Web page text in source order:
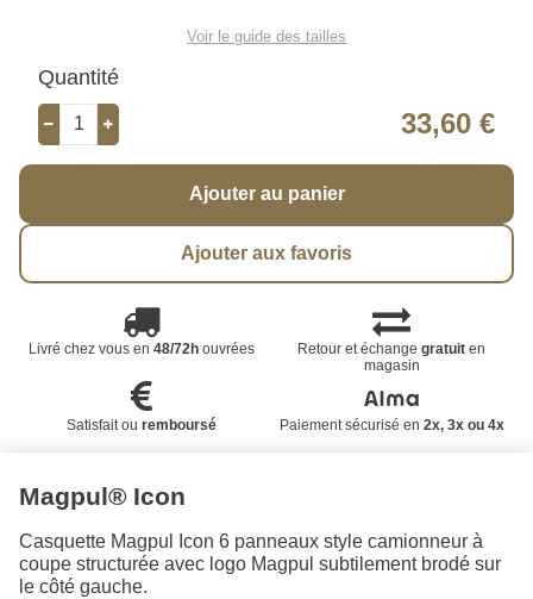
Voir le guide des tailles
Quantité
33,60 €
Ajouter au panier
Ajouter aux favoris
Livré chez vous en 48/72houvrées Retour et échangegratuit en
magasin
Satisfait ou remboursé Paiement sécurisé en 2x, 3x ou 4x
Magpul® Icon
Casquette Magpul Icon 6 panneaux style camionneur à
coupe structurée avec logo Magpul subtilement brodé sur
le côté gauche.